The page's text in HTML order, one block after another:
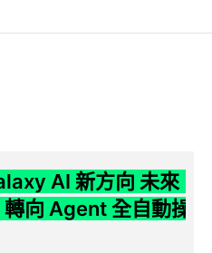
AI 新方向 未來
向 Agent 全自動操